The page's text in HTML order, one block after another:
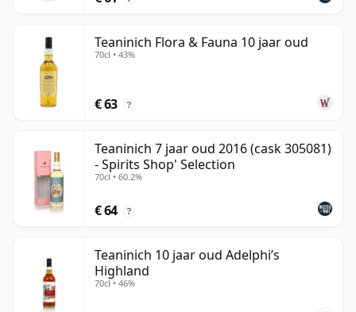
Teaninich Flora & Fauna 10 jaar oud
70cl • 43%
€ 63 ?
Teaninich 7 jaar oud 2016 (cask 305081)
- Spirits Shop' Selection
70cl • 60.2%
€ 64 ?
Teaninich 10 jaar oud Adelphi’s
Highland
70cl • 46%